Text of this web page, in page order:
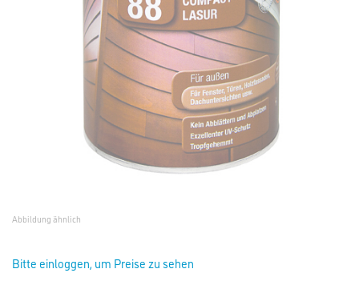
Abbildung ähnlich
Bitte einloggen, um Preise zu sehen